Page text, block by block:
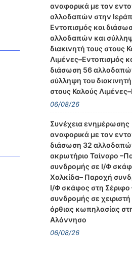
αναφορικά με τον
αλλοδαπών στην
Εντοπισμός και
αλλοδαπών και
διακινητή τους στους
Λιμένες–Εντοπισμός
διάσωση 56
σύλληψη του
στους Καλούς
06/08/26
Συνέχεια ενημέρωσης
αναφορικά με τον
διάσωση 32
ακρωτήριο Ταίναρο
συνδρομής σε Ι/Φ
Χαλκίδα– Παροχή
Ι/Φ σκάφος στη
συνδρομής σε
όρθιας κωπηλασίας
Αλόννησο
06/08/26